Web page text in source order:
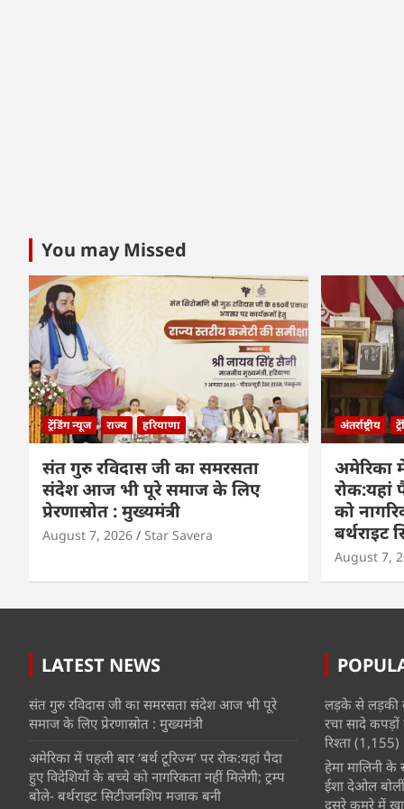
You may Missed
ट्रेंडिंग न्यूज राज्य हरियाणा
संत गुरु रविदास जी का समरसता
संदेश आज भी पूरे समाज के लिए
प्रेरणास्रोत : मुख्यमंत्री
August 7, 2026 Star Savera
अंतर्राष्ट्रीय
अमेरिका में
रोक:यहां
को
बर्थराइट
August 7,
LATEST NEWS
संत गुरु रविदास जी का समरसता संदेश आज भी पूरे
समाज के लिए प्रेरणास्रोत : मुख्यमंत्री
अमेरिका में पहली बार ‘बर्थ टूरिज्म’ पर रोक:यहां पैदा
हुए विदेशियों के बच्चे को नागरिकता नहीं मिलेगी; ट्रम्प
बोले- बर्थराइट सिटीजनशिप मजाक बनी
लड़के से लड़की
रचा सादे
रिश्ता (1,155)
हेमा मालिनी के
ईशा देओल
दूसरे कमरे में